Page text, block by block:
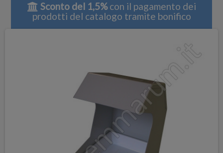
Sconto del 1,5%con il pagamento dei
prodotti del catalogo tramite bonifico